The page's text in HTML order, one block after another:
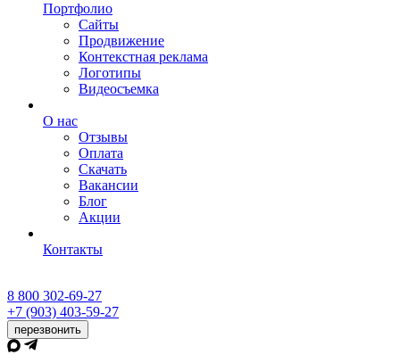
Портфолио
Сайты
Продвижение
Контекстная реклама
Логотипы
Видеосъемка
О нас
Отзывы
Оплата
Скачать
Вакансии
Блог
Акции
Контакты
8 800 302-69-27
+7 (903) 403-59-27
перезвонить